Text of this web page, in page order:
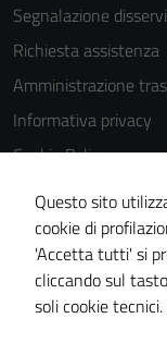
Segnalazione
Richiesta assistenza
Amministrazione
Informativa privacy
Cookie Policy
Note legali
Dichiarazione di
Obiettivi di
Piano di
Questo sito
cookie di
'Accetta tutti' si
cliccando sul
soli cookie tecnici.